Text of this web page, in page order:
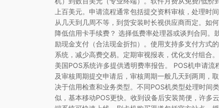
上百美元。申请流程通常包括提交资料审核，处理时间
从几天到几周不等，到货安装时长视供应商而定。如何
降低信用卡手续费？ 选择低费率处理器或谈判合同。
励现金支付（合法现金折扣）。使用支持多支付方式的
系统，减少高费交易。定期审视报表，优化支付组合。
美国POS系统许多提供透明费率报告。 POS机申请流
及审核周期提交申请后，审核周期一般几天到两周，取
决于信用检查和业务类型。不同POS机类型处理时间类
似，基本移动POS更快。收到设备后安装简便，许多云